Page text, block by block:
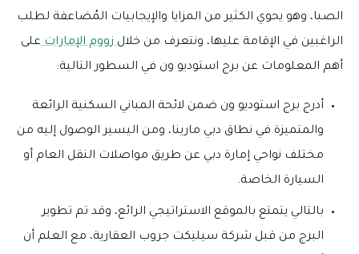
الصبا، وهو يحوي الكثير من المزايا والإيجابيات المُضاعفة لطلب
الراغبين في الإقامة عليها، ونتعرف من خلالزووم الإماراتعلى
أهم المعلومات عن برج استوديو ون في السطور التالية:
أدرج برج استوديو ون ضمن لائحة المباني السكنية الرائعة
والمتميزة في نطاق دبي مارينا، ومن اليسير الوصول إليه من
مختلف نواحي إمارة دبي عن طريق مواصلات النقل العام أو
السيارة الخاصة.
بالتالي يتمتع بالموقع الاستراتيجي الرائع، وقد تم تطوير
البرج من قبل شركة سيليكت جروب العقارية، مع العلم أن